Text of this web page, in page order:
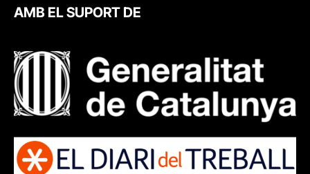
AMB EL SUPORT DE